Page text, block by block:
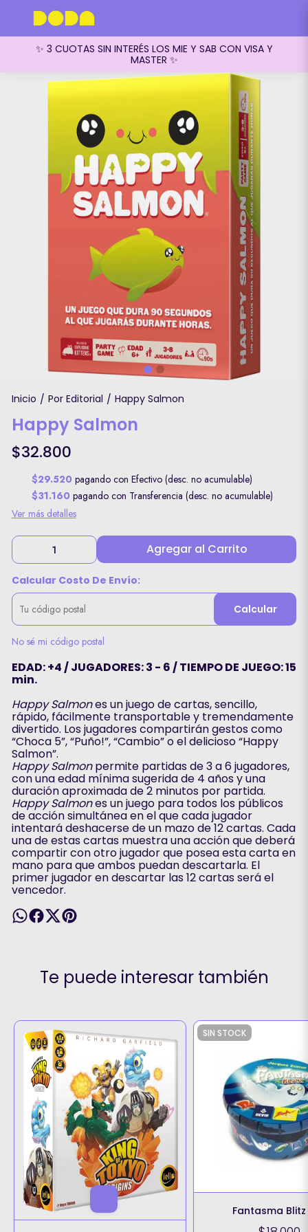
✨ 3 CUOTAS SIN INTERÉS LOS MIE Y SAB CON VISA Y
MASTER ✨
Inicio / Por Editorial / Happy Salmon
Happy Salmon
$32.800
$29.520 pagando con Efectivo (desc. no acumulable)
$31.160 pagando con Transferencia (desc. no acumulable)
Ver más detalles
Agregar al Carrito
Calcular Costo De Envío:
Calcular
No sé mi código postal
EDAD: +4 / JUGADORES: 3 - 6 / TIEMPO DE JUEGO: 15
min.
Happy Salmones un juego de cartas, sencillo,
rápido, fácilmente transportable y tremendamente
divertido. Los jugadores compartirán gestos como
“Choca 5”, “Puño!”, “Cambio” o el delicioso “Happy
Salmon”.
Happy Salmonpermite partidas de 3 a 6 jugadores,
con una edad mínima sugerida de 4 años y una
duración aproximada de 2 minutos por partida.
Happy Salmones un juego para todos los públicos
de acción simultánea en el que cada jugador
intentará deshacerse de un mazo de 12 cartas. Cada
una de estas cartas muestra una acción que deberá
compartir con otro jugador que posea esta carta en
mano para que ambos puedan descartarla. El
primer jugador en descartar las 12 cartas será el
vencedor.
Te puede interesar también
SIN STOCK
Fantasma Blitz